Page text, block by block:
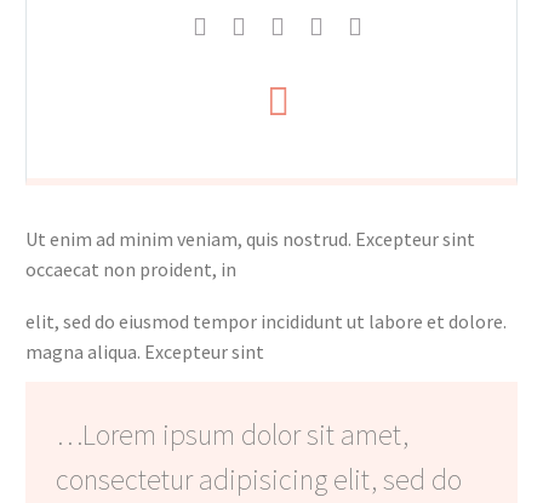
Ut enim ad minim veniam, quis nostrud. Excepteur sint
occaecat non proident, in
elit, sed do eiusmod tempor incididunt ut labore et dolore.
magna aliqua. Excepteur sint
…Lorem ipsum dolor sit amet,
consectetur adipisicing elit, sed do